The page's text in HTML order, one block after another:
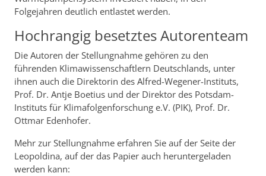
Folgejahren deutlich entlastet werden.
Hochrangig besetztes Autorenteam
Die Autoren der Stellungnahme gehören zu den
führenden Klimawissenschaftlern Deutschlands, unter
ihnen auch die Direktorin des Alfred-Wegener-Instituts,
Prof. Dr. Antje Boetius und der Direktor des Potsdam-
Instituts für Klimafolgenforschung e.V. (PIK), Prof. Dr.
Ottmar Edenhofer.
Mehr zur Stellungnahme erfahren Sie auf der Seite der
Leopoldina, auf der das Papier auch heruntergeladen
werden kann: